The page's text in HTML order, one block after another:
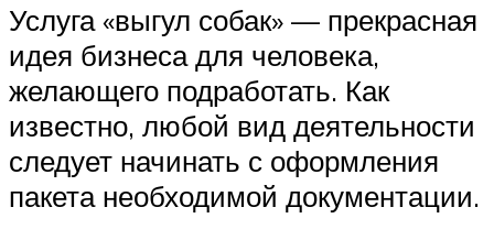
Услуга «выгул собак» — прекрасная
идея бизнеса для человека,
желающего подработать. Как
известно, любой вид деятельности
следует начинать с оформления
пакета необходимой документации.